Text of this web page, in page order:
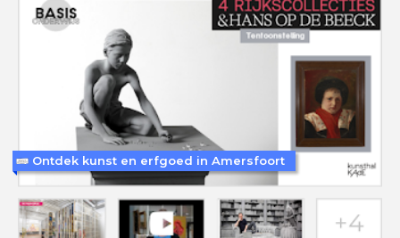
Ontdek kunst en erfgoed in Amersfoort